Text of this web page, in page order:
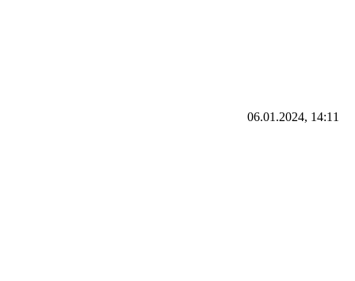
06.01.2024, 14:11